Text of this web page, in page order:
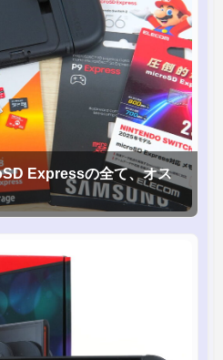
Expressの全て、オス